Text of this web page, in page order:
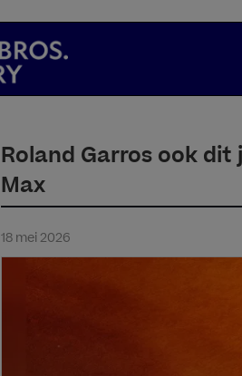
Roland Garros ook dit
Max
18 mei 2026